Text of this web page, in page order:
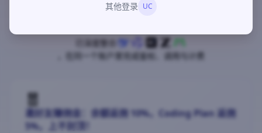
已深度整合
，在同一个账户里完成鉴权、调用与计费
🧧
邀好友赚佣金：余额返佣 10%，Coding Plan 返佣
5%，上不封顶！
其他登录 UC